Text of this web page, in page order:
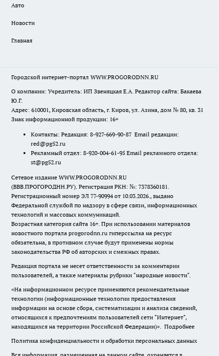
Авто
Новости
Главная
Городской интернет-портал WWW.PROGORODNN.RU
О компании: Учредитель: ИП Звеняцкая Е.А. Редактор сайта: Бакаева
Ю.Г.
Адрес: 610001, Кировская область, г. Киров, ул. Азина, дом № 80, кв. 31
Знак информационной продукции: 16+
Контакты: Редакция: 8-927-669-90-87 Email редакции:
red@pg52.ru
Рекламный отдел: 8-920-004-61-95 Email рекламного отдела:
st@pg52.ru
Сетевое издание WWW.PROGORODNN.RU
(ВВВ.ПРОГОРОДНН.РУ). Регистрация РКН: №: 7378360181.
Регистрационный номер ЭЛ 77-90994 от 10.03.2026., выдано
Федеральной службой по надзору в сфере связи, информационных
технологий и массовых коммуникаций.
Возрастная категория сайта 16+. При использовании материалов
новостного портала progorodnn.ru гиперссылка на ресурс
обязательна, в противном случае будут применены нормы
законодательства РФ об авторских и смежных правах.
Редакция портала не несет ответственности за комментарии
пользователей, а также материалы рубрики "народные новости".
«На информационном ресурсе применяются рекомендательные
технологии (информационные технологии предоставления
информации на основе сбора, систематизации и анализа сведений,
относящихся к предпочтениям пользователей сети "Интернет",
находящихся на территории Российской Федерации)». Подробнее
Политика конфиденциальности и обработки персональных данных